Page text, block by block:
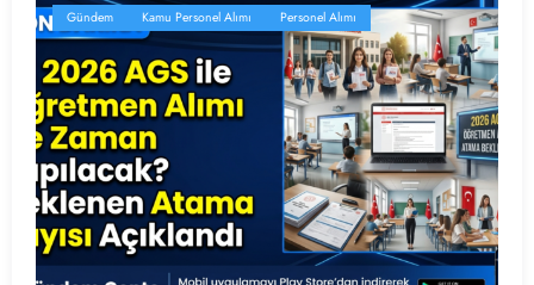
Gündem Kamu Personel Alımı Personel Alımı